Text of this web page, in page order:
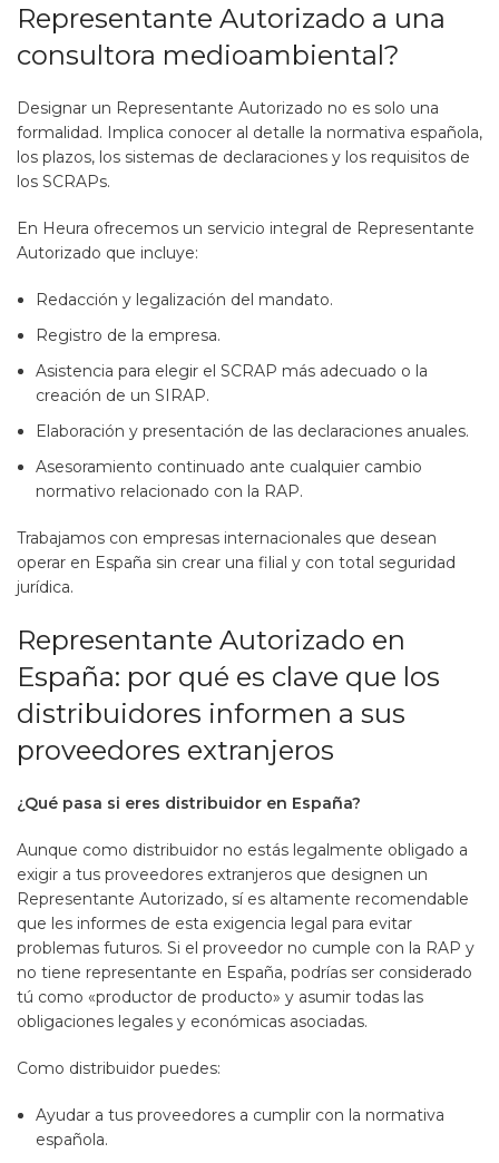
Representante Autorizado a una
consultora medioambiental?
Designar un Representante Autorizado no es solo una
formalidad. Implica conocer al detalle la normativa española,
los plazos, los sistemas de declaraciones y los requisitos de
los SCRAPs.
En Heura ofrecemos un servicio integral de Representante
Autorizado que incluye:
Redacción y legalización del mandato.
Registro de la empresa.
Asistencia para elegir el SCRAP más adecuado o la
creación de un SIRAP.
Elaboración y presentación de las declaraciones anuales.
Asesoramiento continuado ante cualquier cambio
normativo relacionado con la RAP.
Trabajamos con empresas internacionales que desean
operar en España sin crear una filial y con total seguridad
jurídica.
Representante Autorizado en
España: por qué es clave que los
distribuidores informen a sus
proveedores extranjeros
¿Qué pasa si eres distribuidor en España?
Aunque como distribuidor no estás legalmente obligado a
exigir a tus proveedores extranjeros que designen un
Representante Autorizado, sí es altamente recomendable
que les informes de esta exigencia legal para evitar
problemas futuros. Si el proveedor no cumple con la RAP y
no tiene representante en España, podrías ser considerado
tú como «productor de producto» y asumir todas las
obligaciones legales y económicas asociadas.
Como distribuidor puedes:
Ayudar a tus proveedores a cumplir con la normativa
española.